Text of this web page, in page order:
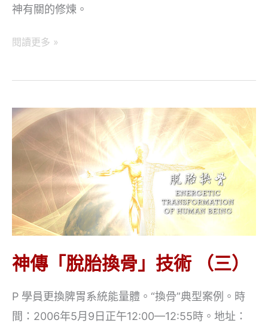
神有關的修煉。
天
程
閱讀更多 »
神傳「脫胎換骨」技術 （三）
P 學員更換脾胃系統能量體。“換骨”典型案例。時
間：2006年5月9日正午12:00—12:55時。地址：